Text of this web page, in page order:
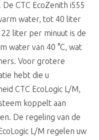
CTC EcoZenith i555
water, tot 40 liter
liter per minuut is de
water van 40 °C, wat
Voor grotere
hebt die u
CTC EcoLogic L/M,
koppelt aan
De regeling van de
L/M regelen uw